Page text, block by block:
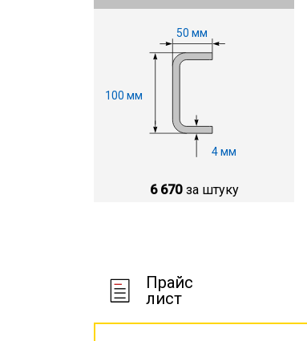
50 мм
100 мм
4 мм
6 670 за штуку
Прайс
лист